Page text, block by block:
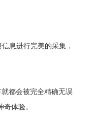
息进行完美的采集，
都会被完全精确无误
体验。